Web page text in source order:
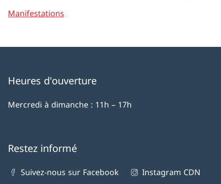
Manifestations
Heures d'ouverture
Mercredi à dimanche : 11h – 17h
Restez informé
Suivez-nous sur Facebook
Instagram CDN